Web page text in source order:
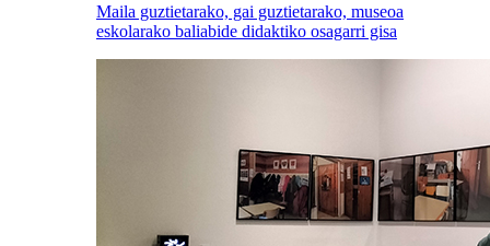
Maila guztietarako, gai guztietarako, museoa
eskolarako baliabide didaktiko osagarri gisa